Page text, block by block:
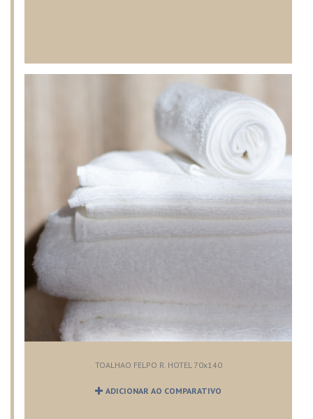
TOALHAO FELPO R. HOTEL 70x140
ADICIONAR AO COMPARATIVO